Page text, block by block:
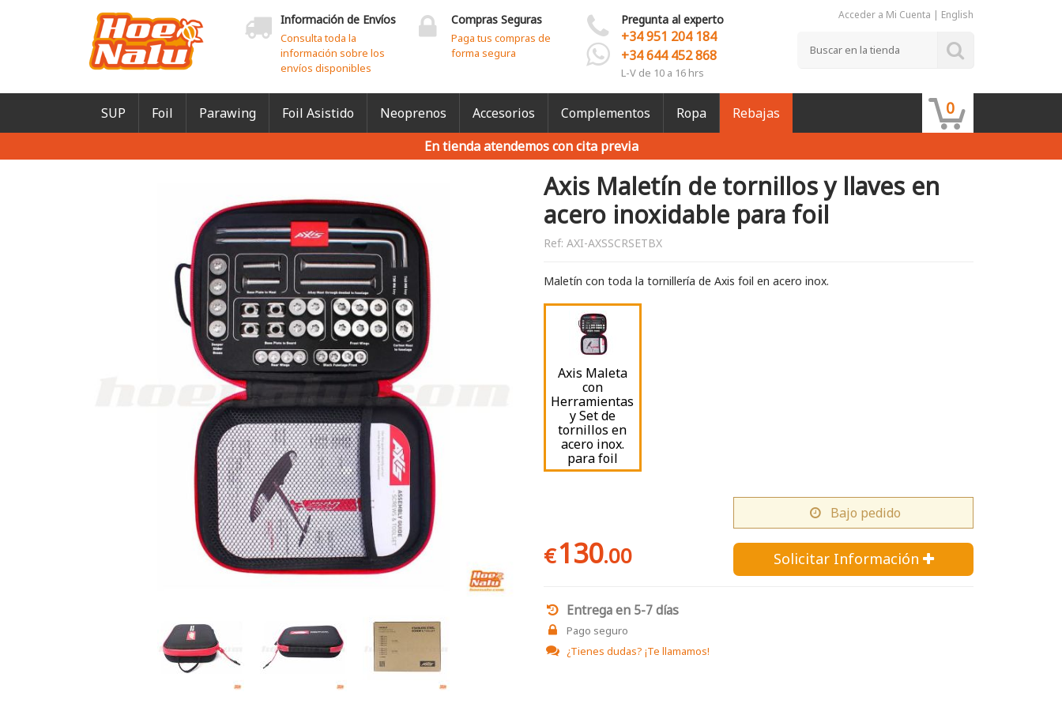
Información de Envíos
Consulta toda la
información sobre los
envíos disponibles
Compras Seguras
Paga tus compras de
forma segura
Pregunta al experto
+34 951 204 184
+34 644 452 868
L-V de 10 a 16 hrs
Acceder a Mi Cuenta | English
SUP Foil Parawing Foil Asistido Neoprenos Accesorios Complementos Ropa Rebajas 0
En tienda atendemos con cita previa
Axis Maletín de tornillos y llaves en
acero inoxidable para foil
Ref: AXI-AXSSCRSETBX
Maletín con toda la tornillería de Axis foil en acero inox.
Axis Maleta
con
Herramientas
y Set de
tornillos en
acero inox.
para foil
€130.00
Bajo pedido
Solicitar Información 
Entrega en 5-7 días
Pago seguro
¿Tienes dudas? ¡Te llamamos!